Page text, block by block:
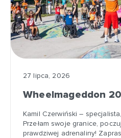
27 lipca, 2026
Wheelmageddon
Kamil Czerwiński –
Przełam swoje granice,
prawdziwej adrenaliny!